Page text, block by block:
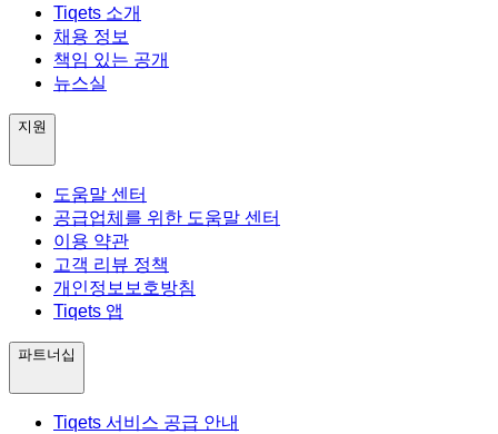
Tiqets 소개
채용 정보
책임 있는 공개
뉴스실
지원
도움말 센터
공급업체를 위한 도움말 센터
이용 약관
고객 리뷰 정책
개인정보보호방침
Tiqets 앱
파트너십
Tiqets 서비스 공급 안내